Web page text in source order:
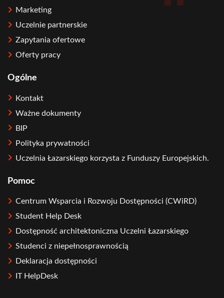
Marketing
Uczelnie partnerskie
Zapytania ofertowe
Oferty pracy
Ogólne
Kontakt
Ważne dokumenty
BIP
Polityka prywatności
Uczelnia Łazarskiego korzysta z Funduszy Europejskich.
Pomoc
Centrum Wsparcia i Rozwoju Dostępności (CWiRD)
Student Help Desk
Dostępność architektoniczna Uczelni Łazarskiego
Studenci z niepełnosprawnością
Deklaracja dostępności
IT HelpDesk